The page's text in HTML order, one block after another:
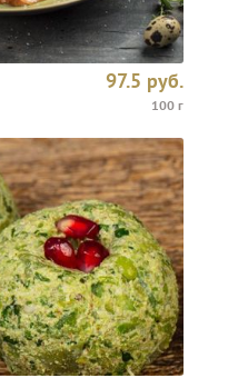
97.5 руб.
100 г